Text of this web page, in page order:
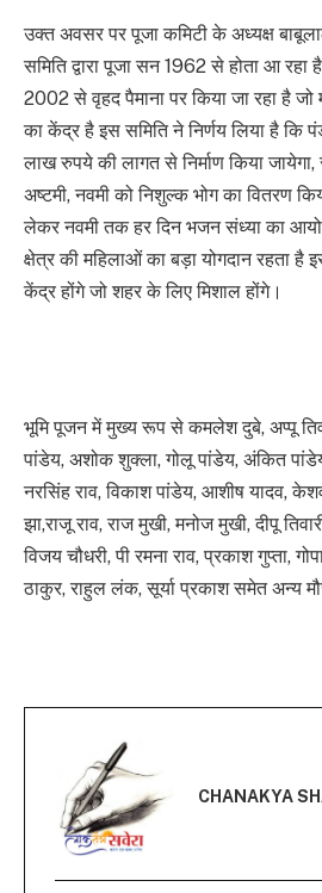
उक्त अवसर पर पूजा कमिटी के अध्यक्ष
समिति द्वारा पूजा सन 1962 से होता आ रहा
2002 से वृहद पैमाना पर किया जा रहा है
का केंद्र है इस समिति ने निर्णय लिया है कि
लाख रुपये की लागत से निर्माण किया जायेगा,
अष्टमी, नवमी को निशुल्क भोग का वितरण
लेकर नवमी तक हर दिन भजन संध्या का
क्षेत्र की महिलाओं का बड़ा योगदान रहता
केंद्र होंगे जो शहर के लिए मिशाल होंगे।
भूमि पूजन में मुख्य रूप से कमलेश दुबे, अप्पू
पांडेय, अशोक शुक्ला, गोलू पांडेय, अंकित
नरसिंह राव, विकाश पांडेय, आशीष यादव,
झा,राजू राव, राज मुखी, मनोज मुखी, दीपू
विजय चौधरी, पी रमना राव, प्रकाश गुप्ता,
ठाकुर, राहुल लंक, सूर्या प्रकाश समेत अन्य
CHANAKYA